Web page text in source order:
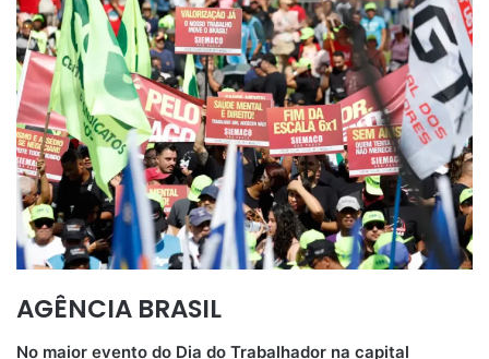
AGÊNCIA BRASIL
No maior evento do Dia do Trabalhador na capital